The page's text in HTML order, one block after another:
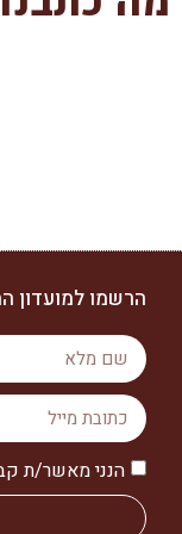
הרשמו למועדון
הנני מאשר/ת